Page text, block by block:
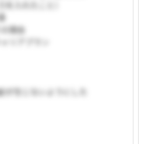
を入れたこと）
理由
リアプラン
が生じないようにした